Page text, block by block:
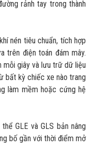
rảnh tay trong thành
nén tiêu chuẩn, tích hợp
trên điện toán đám mây.
mỗi giây và lưu trữ dữ liệu
bất kỳ chiếc xe nào trang
làm mềm hoặc cứng hệ
GLE và GLS bản nâng
bố gần với thời điểm mở